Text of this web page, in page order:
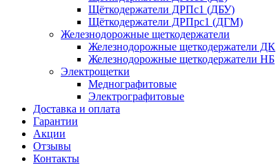
Щёткодержатели ДРПс1 (ДБУ)
Щёткодержатели ДРПрс1 (ДГМ)
Железнодорожные щеткодержатели
Железнодорожные щеткодержатели ДК
Железнодорожные щеткодержатели НБ
Электрощетки
Меднографитовые
Электрографитовые
Доставка и оплата
Гарантии
Акции
Отзывы
Контакты